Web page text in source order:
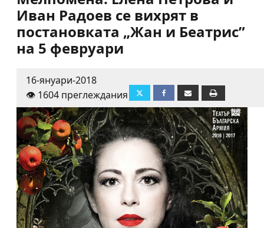
Иван Радоев се вихрят в
постановката „Жан и Беатрис”
на 5 февруари
16-януари-2018
👁️ 1604 преглеждания